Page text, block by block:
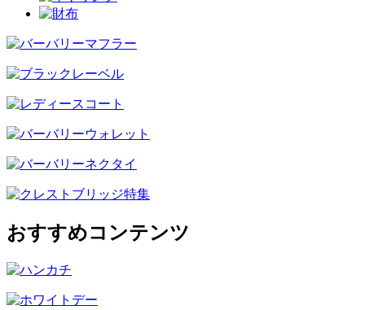
おすすめコンテンツ